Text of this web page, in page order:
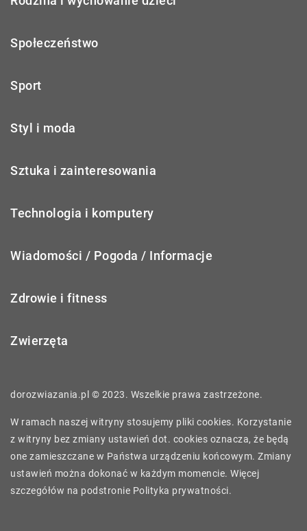
Społeczeństwo
Sport
Styl i moda
Sztuka i zainteresowania
Technologia i komputery
Wiadomości / Pogoda / Informacje
Zdrowie i fitness
Zwierzęta
dorozwiazania.pl © 2023. Wszelkie prawa zastrzeżone.
W ramach naszej witryny stosujemy pliki cookies. Korzystanie
z witryny bez zmiany ustawień dot. cookies oznacza, że będą
one zamieszczane w Państwa urządzeniu końcowym. Zmiany
ustawień można dokonać w każdym momencie. Więcej
szczegółów na podstronie Polityka prywatności.